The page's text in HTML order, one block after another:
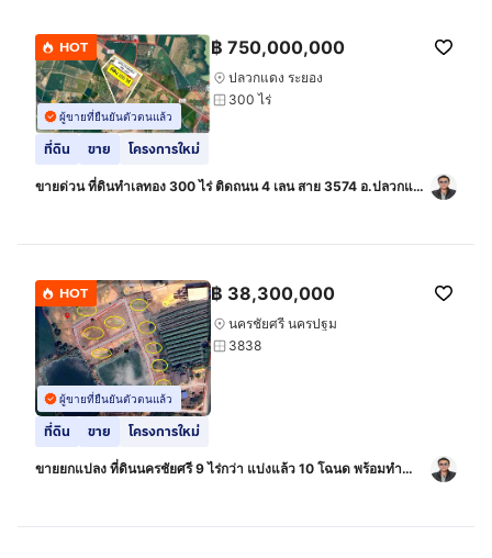
HOT
ผู้ขายที่ยืนยันตัวตนแล้ว
฿ 750,000,000
ปลวกแดง ระยอง
300 ไร่
ที่ดิน ขาย โครงการใหม่
ขายด่วน ที่ดินทำเลทอง 300 ไร่ ติดถนน 4 เลน สาย 3574 อ.ปลวกแดง
HOT
ผู้ขายที่ยืนยันตัวตนแล้ว
฿ 38,300,000
นครชัยศรี นครปฐม
3838
ที่ดิน ขาย โครงการใหม่
ขายยกแปลง ที่ดินนครชัยศรี 9 ไร่กว่า แบ่งแล้ว 10 โฉนด พร้อมทำ